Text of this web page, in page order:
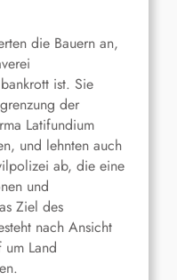
die Bauern an,
ist. Sie
der
Latifundium
und lehnten auch
ab, die eine
und
Ziel des
nach Ansicht
Land